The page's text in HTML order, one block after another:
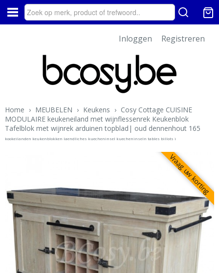
Inloggen Registreren
Home › MEUBELEN › Keukens › Cosy Cottage CUISINE
MODULAIRE keukeneiland met wijnflessenrek Keukenblok
Tafelblok met wijnrek arduinen topblad| oud dennenhout 165
kookeilanden keukenblokken laendliches kuecheninsel kuecheninseln tables billots i
Vraag uw korting